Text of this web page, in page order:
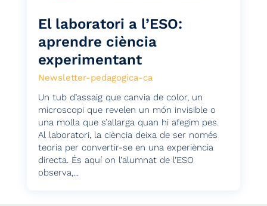
El laboratori a l’ESO:
aprendre ciència
experimentant
Newsletter-pedagogica-ca
Un tub d’assaig que canvia de color, un
microscopi que revelen un món invisible o
una molla que s’allarga quan hi afegim pes.
Al laboratori, la ciència deixa de ser només
teoria per convertir-se en una experiència
directa. És aquí on l’alumnat de l’ESO
observa,...